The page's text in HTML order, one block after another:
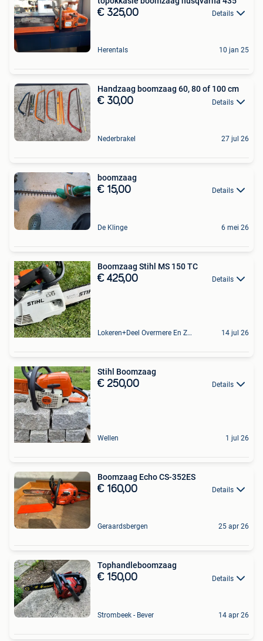
€ 325,00 Details
Herentals 10 jan 25
Handzaag boomzaag 60, 80 of 100 cm
€ 30,00 Details
Nederbrakel 27 jul 26
boomzaag
€ 15,00 Details
De Klinge 6 mei 26
Boomzaag Stihl MS 150 TC
€ 425,00 Details
Lokeren+Deel Overmere En Zele 14 jul 26
Stihl Boomzaag
€ 250,00 Details
Wellen 1 jul 26
Boomzaag Echo CS-352ES
€ 160,00 Details
Geraardsbergen 25 apr 26
Tophandleboomzaag
€ 150,00 Details
Strombeek - Bever 14 apr 26